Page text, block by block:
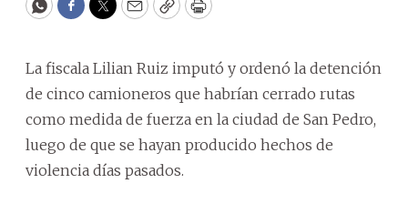
WhatsApp
Facebook
Twitter
EmailCopyPrint
La fiscala Lilian Ruiz imputó y ordenó la detención
de cinco camioneros que habrían cerrado rutas
como medida de fuerza en la ciudad de San Pedro,
luego de que se hayan producido hechos de
violencia días pasados.